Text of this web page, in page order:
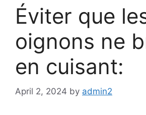
Éviter que
oignons ne
en cuisant:
April 2, 2024 by admin2